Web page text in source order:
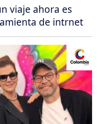
viaje ahora es
de intrnet